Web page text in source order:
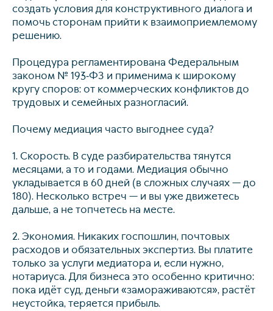
создать условия для конструктивного диалога и
помочь сторонам прийти к взаимоприемлемому
решению.
Процедура регламентирована Федеральным
законом № 193‑ФЗ и применима к широкому
кругу споров: от коммерческих конфликтов до
трудовых и семейных разногласий.
Почему медиация часто выгоднее суда?
1. Скорость. В суде разбирательства тянутся
месяцами, а то и годами. Медиация обычно
укладывается в 60 дней (в сложных случаях — до
180). Несколько встреч — и вы уже движетесь
дальше, а не топчетесь на месте.
2. Экономия. Никаких госпошлин, почтовых
расходов и обязательных экспертиз. Вы платите
только за услуги медиатора и, если нужно,
нотариуса. Для бизнеса это особенно критично:
пока идёт суд, деньги «замораживаются», растёт
неустойка, теряется прибыль.